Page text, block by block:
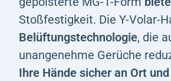
Stoßfestigkeit. Die Y-Volar-
Belüftungstechnologie, die
unangenehme Gerüche
Ihre Hände sicher an Ort